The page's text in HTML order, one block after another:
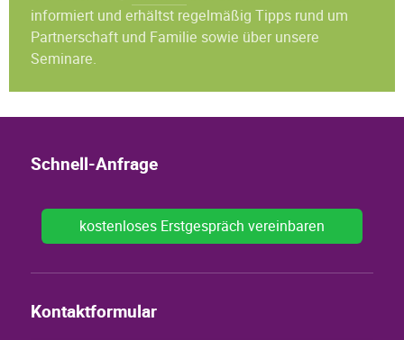
informiert und erhältst regelmäßig Tipps rund um
Partnerschaft und Familie sowie über unsere
Seminare.
Schnell-Anfrage
kostenloses Erstgespräch vereinbaren
Kontaktformular